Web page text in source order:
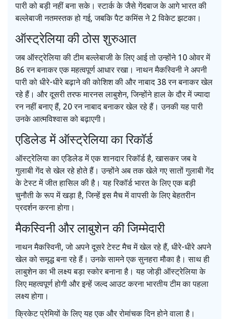
पारी को बड़ी नहीं बना सके। स्टार्क के जैसे गेंदबाज के आगे भारत की
बल्लेबाजी नतमस्तक हो गई, जबकि पैट कमिंस ने 2 विकेट झटका।
ऑस्ट्रेलिया की ठोस शुरुआत
जब ऑस्ट्रेलिया की टीम बल्लेबाजी के लिए आई तो उन्होंने 10 ओवर में
86 रन बनाकर एक महत्वपूर्ण आधार रखा। नाथन मैकस्विनी ने अपनी
पारी को धीरे-धीरे बढ़ाने की कोशिश की और नाबाद 38 रन बनाकर खेल
रहे हैं। और दूसरी तरफ मारनस लाबुशेन, जिन्होंने हाल के दौर में ज्यादा
रन नहीं बनाए हैं, 20 रन नाबाद बनाकर खेल रहे हैं। उनकी यह पारी
उनके आत्मविश्वास को बढ़ाएगी।
एडिलेड में ऑस्ट्रेलिया का रिकॉर्ड
ऑस्ट्रेलिया का एडिलेड में एक शानदार रिकॉर्ड है, खासकर जब वे
गुलाबी गेंद से खेल रहे होते हैं। उन्होंने अब तक खेले गए सातों गुलाबी गेंद
के टेस्ट में जीत हासिल की है। यह रिकॉर्ड भारत के लिए एक बड़ी
चुनौती के रूप में खड़ा है, जिन्हें इस मैच में वापसी के लिए बेहतरीन
प्रदर्शन करना होगा।
मैकस्विनी और लाबुशेन की जिम्मेदारी
नाथन मैकस्विनी, जो अपने दूसरे टेस्ट मैच में खेल रहे हैं, धीरे-धीरे अपने
खेल को समृद्ध बना रहे हैं। उनके सामने एक सुनहरा मौका है। साथ ही
लाबुशेन का भी लक्ष्य बड़ा स्कोर बनाना है। यह जोड़ी ऑस्ट्रेलिया के
लिए महत्वपूर्ण होगी और इन्हें जल्द आउट करना भारतीय टीम का पहला
लक्ष्य होगा।
क्रिकेट प्रेमियों के लिए यह एक और रोमांचक दिन होने वाला है।